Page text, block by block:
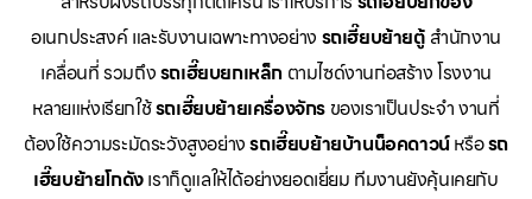
อเนกประสงค์ และรับงานเฉพาะทางอย่าง รถเฮี๊ยบย้ายตู้ สำนักงาน
เคลื่อนที่ รวมถึงรถเฮี๊ยบยกเหล็ก ตามไซด์งานก่อสร้าง โรงงาน
หลายแห่งเรียกใช้รถเฮี๊ยบย้ายเครื่องจักร ของเราเป็นประจำ งานที่
ต้องใช้ความระมัดระวังสูงอย่างรถเฮี๊ยบย้ายบ้านน็อคดาวน์หรือรถ
เฮี๊ยบย้ายโกดังเราก็ดูแลให้ได้อย่างยอดเยี่ยม ทีมงานยังคุ้นเคยกับ